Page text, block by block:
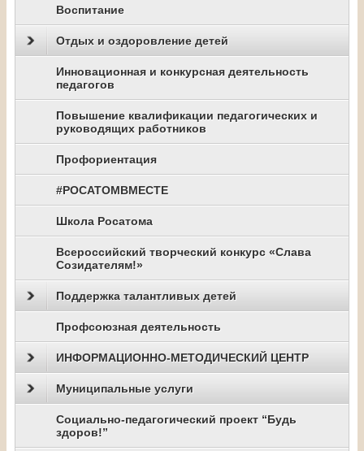
Воспитание
Отдых и оздоровление детей
Инновационная и конкурсная деятельность
педагогов
Повышение квалификации педагогических и
руководящих работников
Профориентация
#РОСАТОМВМЕСТЕ
Школа Росатома
Всероссийский творческий конкурс «Слава
Созидателям!»
Поддержка талантливых детей
Профсоюзная деятельность
ИНФОРМАЦИОННО-МЕТОДИЧЕСКИЙ ЦЕНТР
Муниципальные услуги
Социально-педагогический проект “Будь
здоров!”